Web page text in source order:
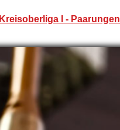
Kreisoberliga I - Paarungen